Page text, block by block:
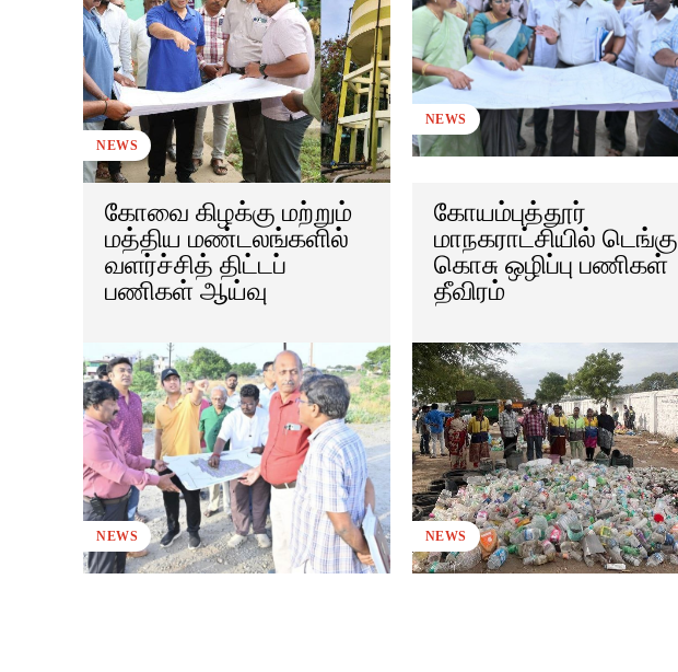
NEWS
NEWS
கோவை கிழக்கு மற்றும்
மத்திய மண்டலங்களில்
வளர்ச்சித் திட்டப்
பணிகள் ஆய்வு
NEWS
கோயம்புத்தூர்
மாநகராட்சியில் டெங்கு
கொசு ஒழிப்பு பணிகள்
தீவிரம்
NEWS